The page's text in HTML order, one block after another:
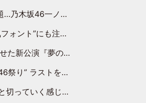
『めんべい25周年トップサポーター』に就任
が挑んだ書道パフォーマンスの舞台裏
スター』 初日から全身全霊のステージ
の登場に「5年分大人になった私を見ていただけたら」
中村舞、新しい挑戦は自らの手で